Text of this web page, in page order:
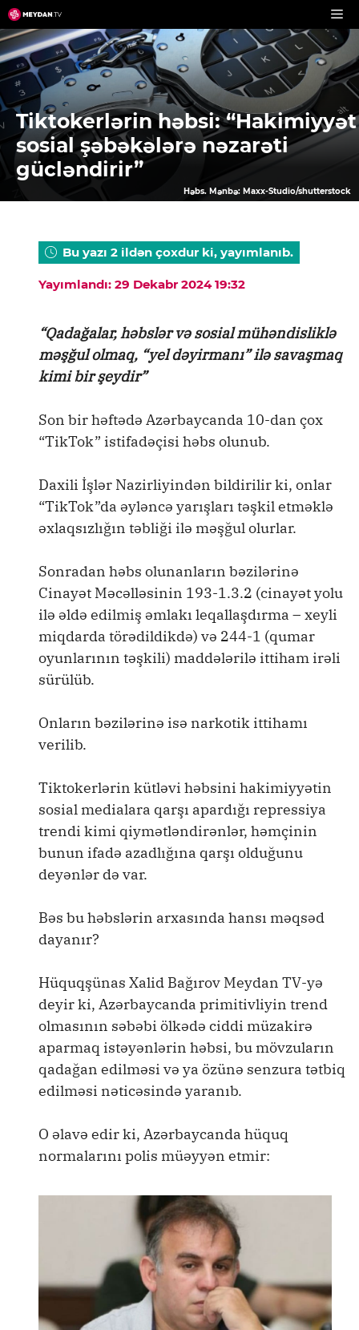
Skip
to
content
Tiktokerlərin həbsi: “Hakimiyyət
sosial şəbəkələrə nəzarəti
gücləndirir”
Həbs. Mənbə: Maxx-Studio/shutterstock
Bu yazı 2 ildən çoxdur ki, yayımlanıb.
Yayımlandı: 29 Dekabr 2024 19:32
“Qadağalar, həbslər və sosial mühəndisliklə
məşğul olmaq, “yel dəyirmanı” ilə savaşmaq
kimi bir şeydir”
Son bir həftədə Azərbaycanda 10-dan çox
“TikTok” istifadəçisi həbs olunub.
Daxili İşlər Nazirliyindən bildirilir ki, onlar
“TikTok”da əyləncə yarışları təşkil etməklə
əxlaqsızlığın təbliği ilə məşğul olurlar.
Sonradan həbs olunanların bəzilərinə
Cinayət Məcəlləsinin 193-1.3.2 (cinayət yolu
ilə əldə edilmiş əmlakı leqallaşdırma – xeyli
miqdarda törədildikdə) və 244-1 (qumar
oyunlarının təşkili) maddələrilə ittiham irəli
sürülüb.
Onların bəzilərinə isə narkotik ittihamı
verilib.
Tiktokerlərin kütləvi həbsini hakimiyyətin
sosial medialara qarşı apardığı repressiya
trendi kimi qiymətləndirənlər, həmçinin
bunun ifadə azadlığına qarşı olduğunu
deyənlər də var.
Bəs bu həbslərin arxasında hansı məqsəd
dayanır?
Hüquqşünas Xalid Bağırov Meydan TV-yə
deyir ki, Azərbaycanda primitivliyin trend
olmasının səbəbi ölkədə ciddi müzakirə
aparmaq istəyənlərin həbsi, bu mövzuların
qadağan edilməsi və ya özünə senzura tətbiq
edilməsi nəticəsində yaranıb.
O əlavə edir ki, Azərbaycanda hüquq
normalarını polis müəyyən etmir: